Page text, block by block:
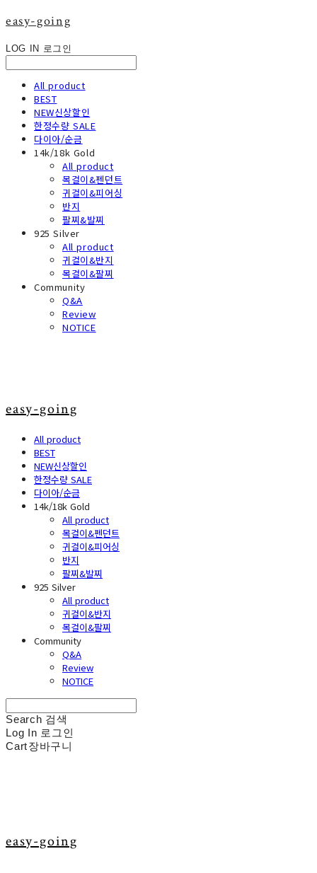
easy-going
LOG IN 로그인
All product
BEST
NEW신상할인
한정수량 SALE
다이아/순금
14k/18k Gold
All product
목걸이&펜던트
귀걸이&피어싱
반지
팔찌&발찌
925 Silver
All product
귀걸이&반지
목걸이&팔찌
Community
Q&A
Review
NOTICE
easy-going
All product
BEST
NEW신상할인
한정수량 SALE
다이아/순금
14k/18k Gold
All product
목걸이&펜던트
귀걸이&피어싱
반지
팔찌&발찌
925 Silver
All product
귀걸이&반지
목걸이&팔찌
Community
Q&A
Review
NOTICE
Search 검색
Log In 로그인
Cart장바구니
easy-going